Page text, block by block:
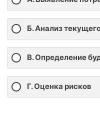
Б. Анализ
В. Определение
Г. Оценка рисков